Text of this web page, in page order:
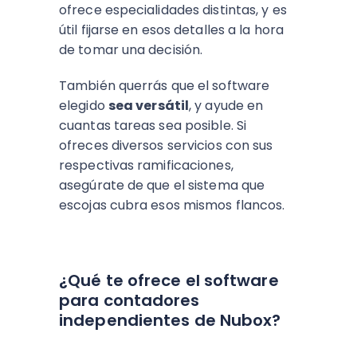
ofrece especialidades distintas, y es
útil fijarse en esos detalles a la hora
de tomar una decisión.
También querrás que el software
elegido sea versátil, y ayude en
cuantas tareas sea posible. Si
ofreces diversos servicios con sus
respectivas ramificaciones,
asegúrate de que el sistema que
escojas cubra esos mismos flancos.
¿Qué te ofrece el software
para contadores
independientes de Nubox?